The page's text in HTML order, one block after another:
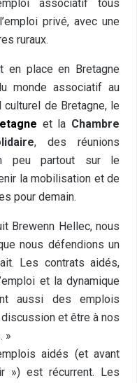
associatif tous
privé, avec une
ruraux.
en place en Bretagne
monde associatif au
de Bretagne, le
et la Chambre
, des réunions
peu partout sur le
la mobilisation et de
pour demain.
Brewenn Hellec, nous
nous défendions un
Les contrats aidés,
et la dynamique
aussi des emplois
et être à nos
»
aidés (et avant
») est récurrent. Les